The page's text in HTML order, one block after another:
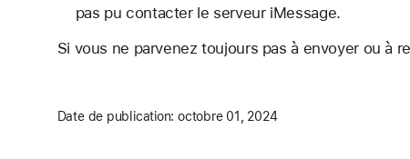
pas pu contacter le serveur iMessage.
Si vous ne parvenez toujours pas à envoyer ou à
Date de publication: octobre 01, 2024